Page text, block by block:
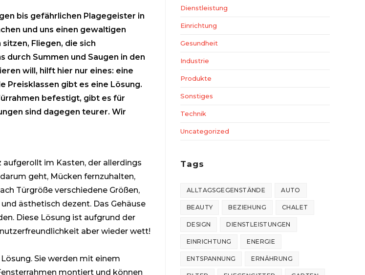
bis gefährlichen Plagegeister in
und uns einen gewaltigen
Fliegen, die sich
durch Summen und Saugen in den
will, hilft hier nur eines: eine
Preisklassen gibt es eine Lösung.
befestigt, gibt es für
sind dagegen teurer. Wir
im Kasten, der allerdings
geht, Mücken fernzuhalten,
Türgröße verschiedene Größen,
ästhetisch dezent. Das Gehäuse
Diese Lösung ist aufgrund der
aber wieder wett!
Sie werden mit einem
montiert und können
Dienstleistung
Einrichtung
Gesundheit
Industrie
Produkte
Sonstiges
Technik
Uncategorized
Tags
ALLTAGSGEGENSTÄNDE AUTO
BEAUTY BEZIEHUNG CHALET
DESIGN DIENSTLEISTUNGEN
EINRICHTUNG ENERGIE
ENTSPANNUNG ERNÄHRUNG